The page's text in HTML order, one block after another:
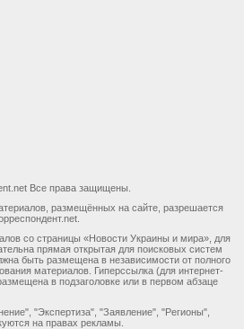
Все права защищены.
размещённых на сайте, разрешается
со страницы «Новости Украины и мира», для
прямая открытая для поисковых систем
быть размещена в независимости от полного
материалов. Гиперссылка (для интернет-
в подзаголовке или в первом абзаце
"Экспертиза", "Заявление", "Регионы",
на правах рекламы.